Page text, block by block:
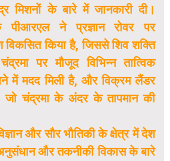
मिशनों के बारे में जानकारी दी।
पीआरएल ने प्रज्ञान रोवर पर
किया है, जिससे शिव शक्ति
पर मौजूद विभिन्न तात्विक
में मदद मिली है, और विक्रम लैंडर
चंद्रमा के अंदर के तापमान की
और सौर भौतिकी के क्षेत्र में देश
और तकनीकी विकास के बारे